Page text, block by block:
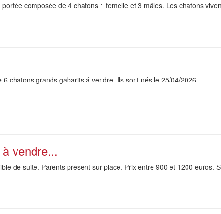
composée de 4 chatons 1 femelle et 3 mâles. Les chatons
chatons grands gabarits á vendre. Ils sont nés le 25/04/2026.
vendre...
de suite. Parents présent sur place. Prix entre 900 et 1200 euros.